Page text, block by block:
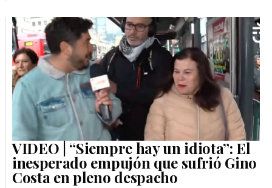
VIDEO | “Siempre hay un idiota”: El
inesperado empujón que sufrió Gino
Costa en pleno despacho